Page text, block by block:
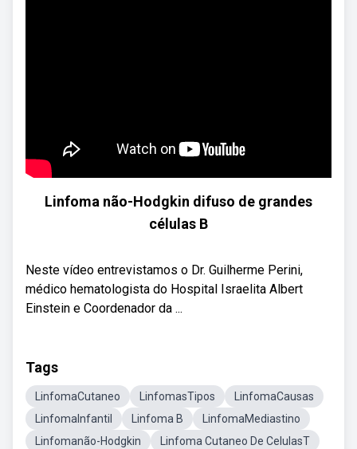
Linfoma não-Hodgkin difuso de grandes
células B
Neste vídeo entrevistamos o Dr. Guilherme Perini,
médico hematologista do Hospital Israelita Albert
Einstein e Coordenador da ...
Tags
LinfomaCutaneo LinfomasTipos
LinfomaCausas
LinfomaInfantil
Linfoma B
LinfomaMediastino
Linfomanão-Hodgkin
Linfoma Cutaneo De CelulasT